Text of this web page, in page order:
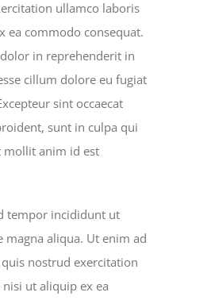
ullamco laboris
ea commodo consequat.
in reprehenderit in
cillum dolore eu fugiat
sint occaecat
sunt in culpa qui
mollit anim id est
tempor incididunt ut
magna aliqua. Ut enim ad
nostrud exercitation
ut aliquip ex ea